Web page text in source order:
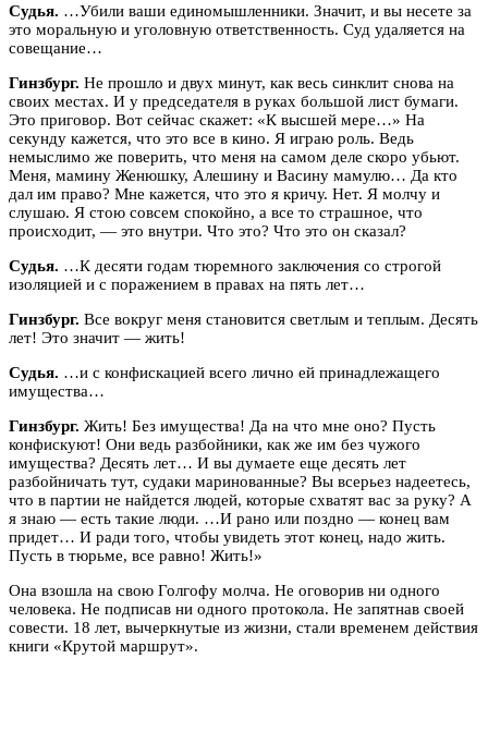
Судья. …Убили ваши единомышленники. Значит, и вы несете за
это моральную и уголовную ответственность. Суд удаляется на
совещание…
Гинзбург. Не прошло и двух минут, как весь синклит снова на
своих местах. И у председателя в руках большой лист бумаги.
Это приговор. Вот сейчас скажет: «К высшей мере…» На
секунду кажется, что это все в кино. Я играю роль. Ведь
немыслимо же поверить, что меня на самом деле скоро убьют.
Меня, мамину Женюшку, Алешину и Васину мамулю… Да кто
дал им право? Мне кажется, что это я кричу. Нет. Я молчу и
слушаю. Я стою совсем спокойно, а все то страшное, что
происходит, — это внутри. Что это? Что это он сказал?
Судья. …К десяти годам тюремного заключения со строгой
изоляцией и с поражением в правах на пять лет…
Гинзбург. Все вокруг меня становится светлым и теплым. Десять
лет! Это значит — жить!
Судья. …и с конфискацией всего лично ей принадлежащего
имущества…
Гинзбург. Жить! Без имущества! Да на что мне оно? Пусть
конфискуют! Они ведь разбойники, как же им без чужого
имущества? Десять лет… И вы думаете еще десять лет
разбойничать тут, судаки маринованные? Вы всерьез надеетесь,
что в партии не найдется людей, которые схватят вас за руку? А
я знаю — есть такие люди. …И рано или поздно — конец вам
придет… И ради того, чтобы увидеть этот конец, надо жить.
Пусть в тюрьме, все равно! Жить!»
Она взошла на свою Голгофу молча. Не оговорив ни одного
человека. Не подписав ни одного протокола. Не запятнав своей
совести. 18 лет, вычеркнутые из жизни, стали временем действия
книги «Крутой маршрут».